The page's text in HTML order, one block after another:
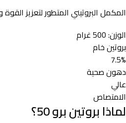
المكمل البروتيني المتطور لتعزيز القوة
الوزن: 500 غرام
بروتين خام
7.5%
دهون صحية
عالي
الامتصاص
لماذا بروتين برو 50؟